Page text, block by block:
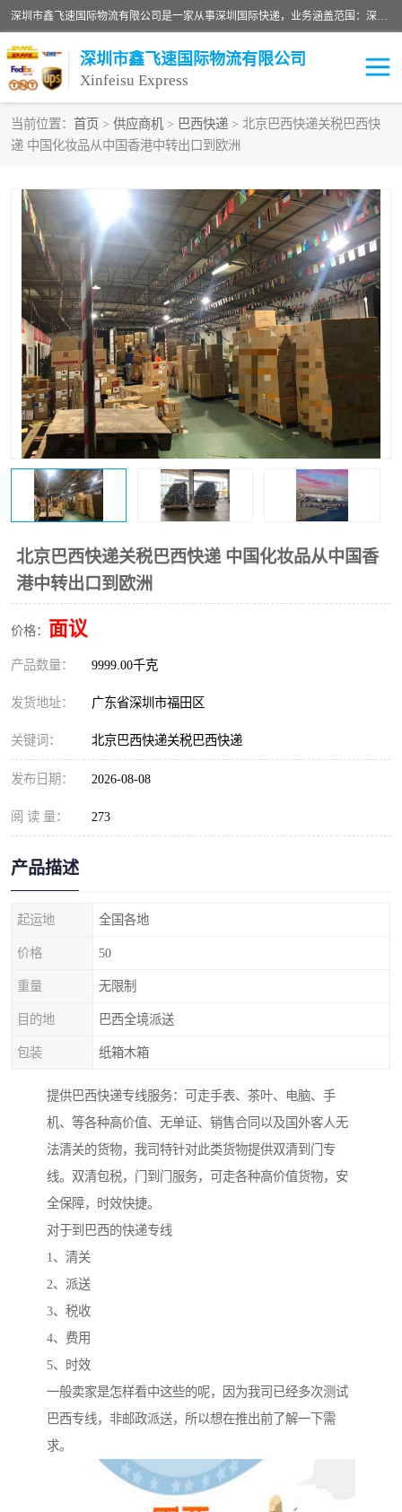
深圳市鑫飞速国际物流有限公司是一家从事深圳国际快递，业务涵盖范围：深圳DHL国际快递、深圳国际快递公司、深圳国际物流公司、深圳国际快递、深圳DHL国际快递电话可拨打全国服务热线：15019287411。欢迎各位亲来人来电到我司洽谈合作。
深圳市鑫飞速国际物流有限公司
Xinfeisu Express
当前位置： 首页 > 供应商机 > 巴西快递 > 北京巴西快递关税巴西快
递 中国化妆品从中国香港中转出口到欧洲
北京巴西快递关税巴西快递 中国化妆品从中国香
港中转出口到欧洲
价格： 面议
产品数量： 9999.00千克
发货地址： 广东省深圳市福田区
关键词： 北京巴西快递关税巴西快递
发布日期： 2026-08-08
阅 读 量： 273
产品描述
起运地 全国各地
价格 50
重量 无限制
目的地 巴西全境派送
包装 纸箱木箱
提供巴西快递专线服务：可走手表、茶叶、电脑、手
机、等各种高价值、无单证、销售合同以及国外客人无
法清关的货物，我司特针对此类货物提供双清到门专
线。双清包税，门到门服务，可走各种高价值货物，安
全保障，时效快捷。
对于到巴西的快递专线
1、清关
2、派送
3、税收
4、费用
5、时效
一般卖家是怎样看中这些的呢，因为我司已经多次测试
巴西专线，非邮政派送，所以想在推出前了解一下需
求。
联邦快递 中欧铁路
俄罗斯快递 巴西快递
深圳DHL国际快递 伊朗快递
UPS国际快递 深圳国际快递公司
深圳国际物流公司 深圳国际快递电话
DHL国际快递电话 深圳国际快递
新能源电池出口物流